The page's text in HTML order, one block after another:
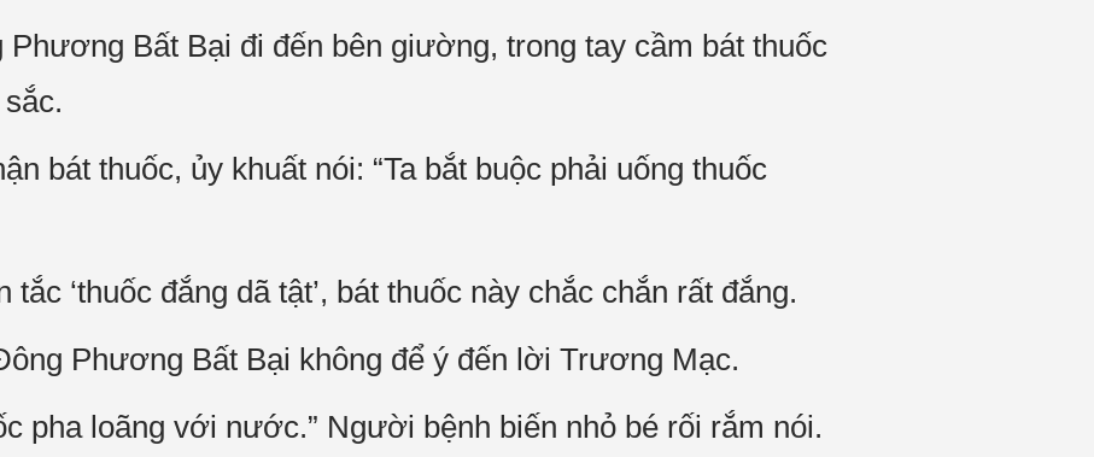
Phương Bất Bại đi đến bên giường, trong tay cầm bát thuốc
bát thuốc, ủy khuất nói: “Ta bắt buộc phải uống thuốc
‘thuốc đắng dã tật’, bát thuốc này chắc chắn rất đắng.
Phương Bất Bại không để ý đến lời Trương Mạc.
pha loãng với nước.” Người bệnh biến nhỏ bé rối rắm nói.